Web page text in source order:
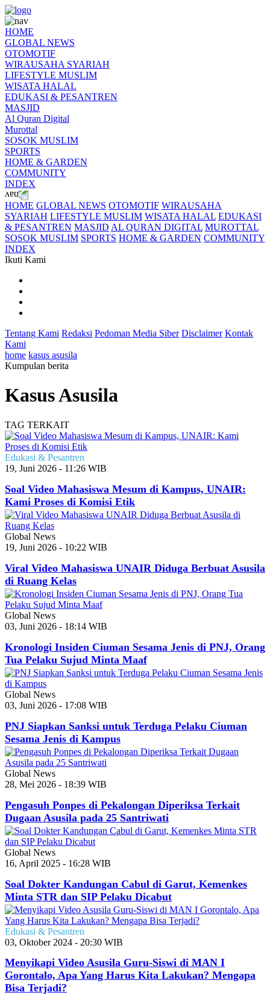
HOME
GLOBAL NEWS
OTOMOTIF
WIRAUSAHA SYARIAH
LIFESTYLE MUSLIM
WISATA HALAL
EDUKASI & PESANTREN
MASJID
Al Quran Digital
Murottal
SOSOK MUSLIM
SPORTS
HOME & GARDEN
COMMUNITY
INDEX
HOME GLOBAL NEWS OTOMOTIF WIRAUSAHA
SYARIAH LIFESTYLE MUSLIM WISATA HALAL EDUKASI
& PESANTREN MASJID AL QURAN DIGITAL MUROTTAL
SOSOK MUSLIM SPORTS HOME & GARDEN COMMUNITY
INDEX
Ikuti Kami
Tentang Kami Redaksi Pedoman Media Siber Disclaimer Kontak
Kami
home kasus asusila
Kumpulan berita
Kasus Asusila
TAG TERKAIT
Edukasi & Pesantren
19, Juni 2026 - 11:26 WIB
Soal Video Mahasiswa Mesum di Kampus, UNAIR:
Kami Proses di Komisi Etik
Global News
19, Juni 2026 - 10:22 WIB
Viral Video Mahasiswa UNAIR Diduga Berbuat Asusila
di Ruang Kelas
Global News
03, Juni 2026 - 18:14 WIB
Kronologi Insiden Ciuman Sesama Jenis di PNJ, Orang
Tua Pelaku Sujud Minta Maaf
Global News
03, Juni 2026 - 17:08 WIB
PNJ Siapkan Sanksi untuk Terduga Pelaku Ciuman
Sesama Jenis di Kampus
Global News
28, Mei 2026 - 18:39 WIB
Pengasuh Ponpes di Pekalongan Diperiksa Terkait
Dugaan Asusila pada 25 Santriwati
Global News
16, April 2025 - 16:28 WIB
Soal Dokter Kandungan Cabul di Garut, Kemenkes
Minta STR dan SIP Pelaku Dicabut
Edukasi & Pesantren
03, Oktober 2024 - 20:30 WIB
Menyikapi Video Asusila Guru-Siswi di MAN I
Gorontalo, Apa Yang Harus Kita Lakukan? Mengapa
Bisa Terjadi?